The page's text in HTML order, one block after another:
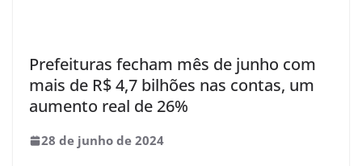
Prefeituras fecham mês de junho com
mais de R$ 4,7 bilhões nas contas, um
aumento real de 26%
28 de junho de 2024